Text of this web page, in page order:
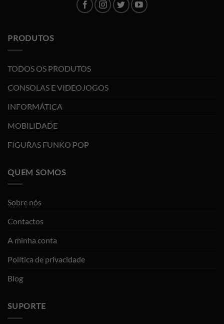
PRODUTOS
TODOS OS PRODUTOS
CONSOLAS E VIDEOJOGOS
INFORMÁTICA
MOBILIDADE
FIGURAS FUNKO POP
QUEM SOMOS
Sobre nós
Contactos
A minha conta
Política de privacidade
Blog
SUPORTE